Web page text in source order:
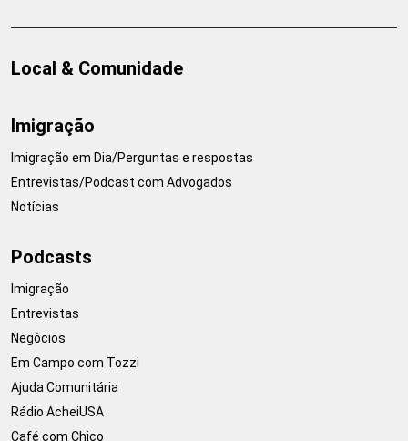
Local & Comunidade
Imigração
Imigração em Dia/Perguntas e respostas
Entrevistas/Podcast com Advogados
Notícias
Podcasts
Imigração
Entrevistas
Negócios
Em Campo com Tozzi
Ajuda Comunitária
Rádio AcheiUSA
Café com Chico